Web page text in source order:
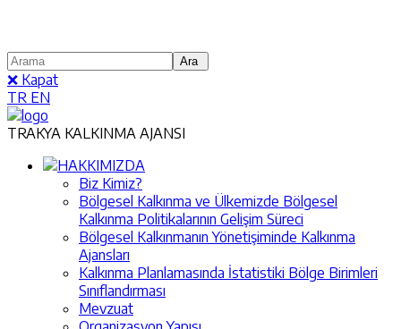
❌ Kapat
TR EN
TRAKYA KALKINMA AJANSI
HAKKIMIZDA
Biz Kimiz?
Bölgesel Kalkınma ve Ülkemizde Bölgesel
Kalkınma Politikalarının Gelişim Süreci
Bölgesel Kalkınmanın Yönetişiminde Kalkınma
Ajansları
Kalkınma Planlamasında İstatistiki Bölge Birimleri
Sınıflandırması
Mevzuat